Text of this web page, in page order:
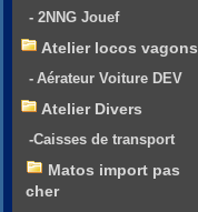
- 2NNG Jouef
Atelier locos vagons
- Aérateur Voiture DEV
Atelier Divers
-Caisses de transport
Matos import pas
cher